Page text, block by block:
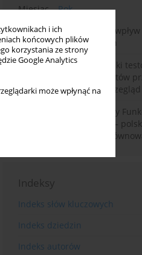
i ich
końcowych plików
korzystania ze strony
Google Analytics
może wpłynąć na
Miesiąc
Rok
Leczenie bezsenności –
leków nasennych na sen
Fałszywie dodatnie wyniki
narkotykowych u pacjentów
leki psychotropowe –
Montrealska Skala Oceny
Poznawczych MoCA 7.2.–
metody i badania nad
Indeksy
Indeks słów kluczowych
Indeks dziedzin
Indeks autorów